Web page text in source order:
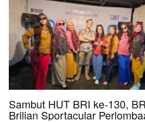
Sambut HUT BRI ke-130,
Brilian Sportacular